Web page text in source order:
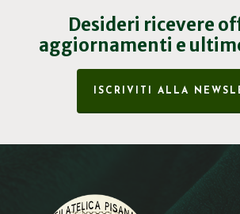
Desideri ricevere
aggiornamenti e
ISCRIVITI ALLA